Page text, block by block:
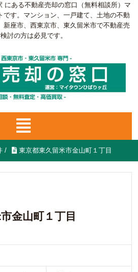
にある不動産売却の窓口（無料相談所）マ
です。マンション、一戸建て、土地の不動
新座市、西東京市、東久留米市で不動産売
討の方は必見です。
/ 東京都東久留米市金山町１丁目
金山町１丁目